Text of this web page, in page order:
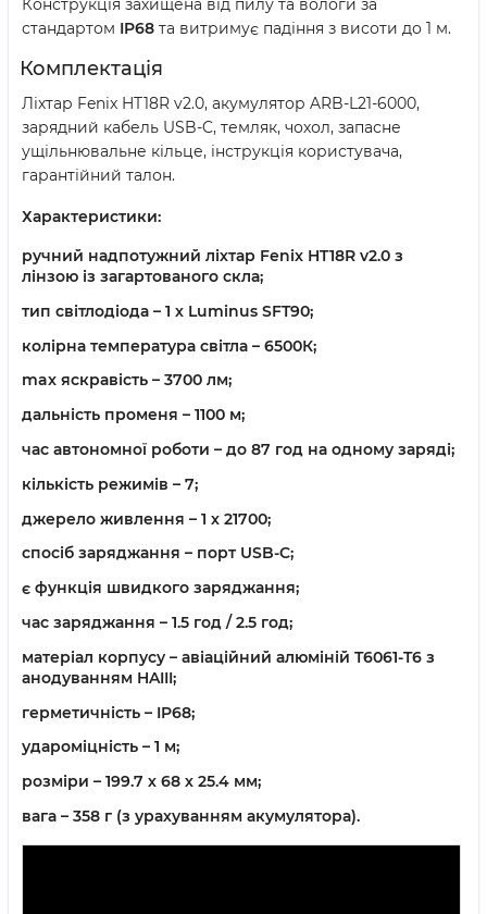
Конструкція захищена від пилу та вологи за
стандартом IP68 та витримує падіння з висоти до 1 м.
Комплектація
Ліхтар Fenix HT18R v2.0, акумулятор ARB-L21-6000,
зарядний кабель USB-C, темляк, чохол, запасне
ущільнювальне кільце, інструкція користувача,
гарантійний талон.
Характеристики:
ручний надпотужний ліхтар Fenix HT18R v2.0 з
лінзою із загартованого скла;
тип світлодіода – 1 х Luminus SFT90;
колірна температура світла – 6500К;
max яскравість – 3700 лм;
дальність променя – 1100 м;
час автономної роботи – до 87 год на одному заряді;
кількість режимів – 7;
джерело живлення – 1 х 21700;
спосіб заряджання – порт USB-C;
є функція швидкого заряджання;
час заряджання – 1.5 год / 2.5 год;
матеріал корпусу – авіаційний алюміній T6061-T6 з
анодуванням HAIII;
герметичність – IP68;
удароміцність – 1 м;
розміри – 199.7 х 68 х 25.4 мм;
вага – 358 г (з урахуванням акумулятора).